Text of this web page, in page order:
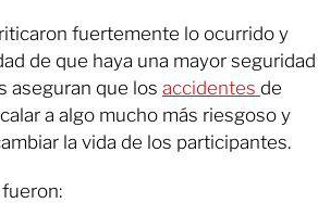
fuertemente lo ocurrido y
de que haya una mayor seguridad
aseguran que los accidentes de
a algo mucho más riesgoso y
la vida de los participantes.